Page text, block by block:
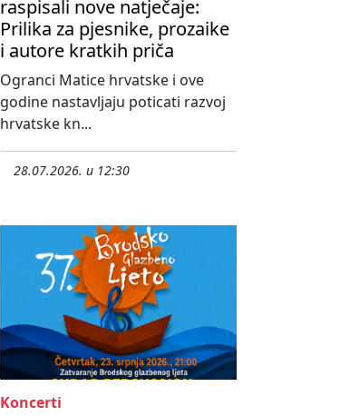
raspisali nove natječaje:
Prilika za pjesnike, prozaike
i autore kratkih priča
Ogranci Matice hrvatske i ove
godine nastavljaju poticati razvoj
hrvatske kn...
28.07.2026. u 12:30
Koncerti